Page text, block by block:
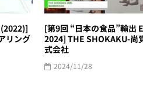
リング
[第9回 “日本の食品”輸出
2024] THE SHOKAKU-尚
式会社
2024/11/28